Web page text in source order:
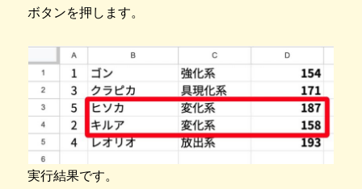
ボタンを押します。
実行結果です。